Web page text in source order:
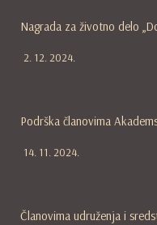
Nagrada za životno delo
2. 12. 2024.
Podrška članovima
14. 11. 2024.
Članovima udruženja i